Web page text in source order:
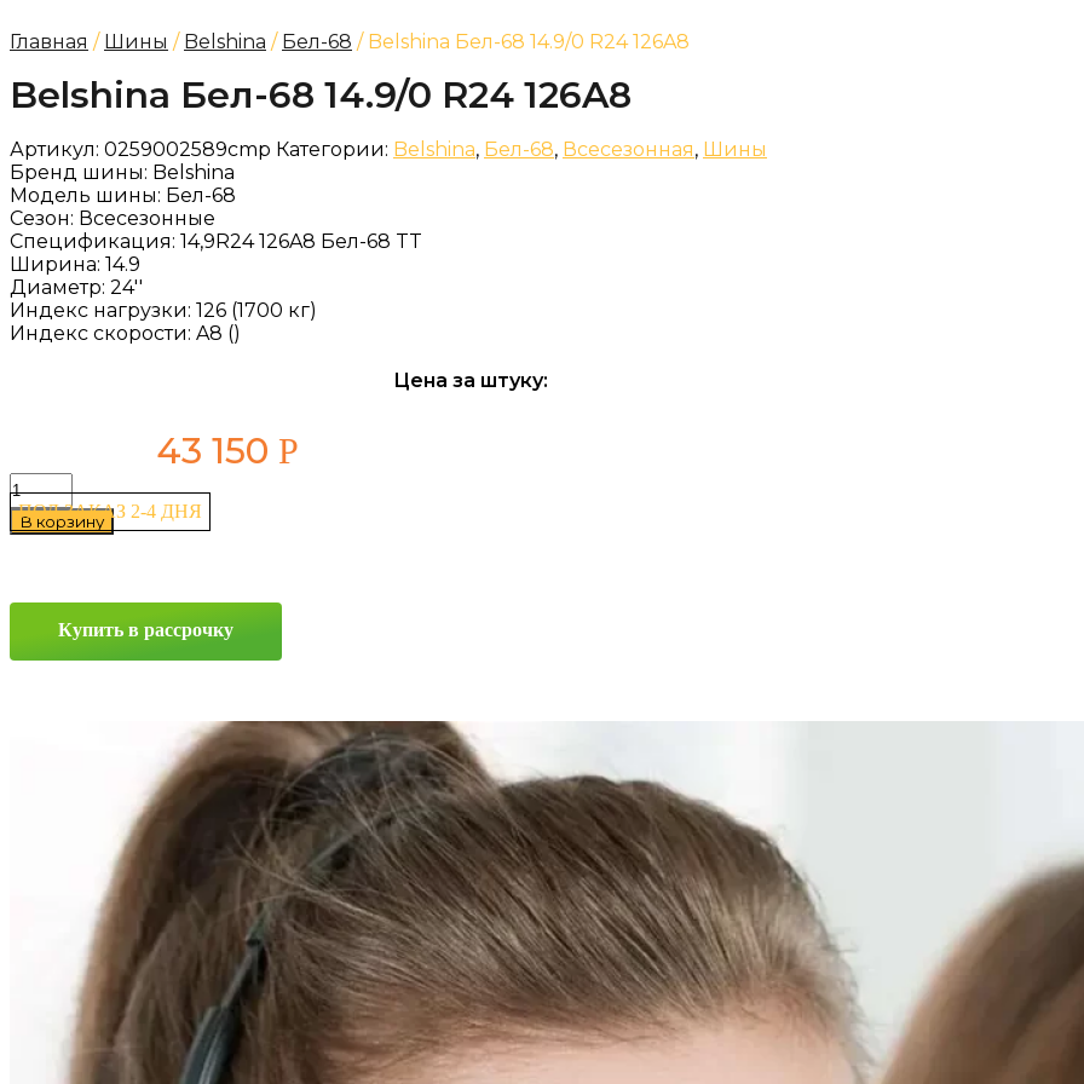
Главная / Шины / Belshina / Бел-68 / Belshina Бел-68 14.9/0 R24 126A8
Belshina Бел-68 14.9/0 R24 126A8
Артикул: 0259002589cmp Категории: Belshina, Бел-68, Всесезонная, Шины
Бренд шины: Belshina
Модель шины: Бел-68
Сезон: Всесезонные
Спецификация: 14,9R24 126A8 Бел-68 TT
Ширина: 14.9
Диаметр: 24''
Индекс нагрузки: 126 (1700 кг)
Индекс скорости: A8 ()
Цена за штуку:
43 150 Р
ПОД ЗАКАЗ 2-4 ДНЯ
Количество
товара
Belshina
126A8
В корзину
Купить в рассрочку